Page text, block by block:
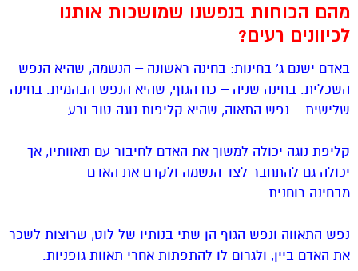
מהם הכוחות בנפשנו שמושכות אותנו
לכיוונים רעים?
באדם ישנם ג’ בחינות: בחינה ראשונה – הנשמה, שהיא הנפש
השכלית. בחינה שניה – כח הגוף, שהיא הנפש הבהמית. בחינה
שלישית – נפש התאוה, שהיא קליפות נוגה טוב ורע.
קליפת נוגה יכולה למשוך את האדם לחיבור עם תאוותיו, אך
יכולה גם להתחבר לצד הנשמה ולקדם את האדם
מבחינה רוחנית.
נפש התאווה ונפש הגוף הן שתי בנותיו של לוט, שרוצות לשכר
את האדם ביין, ולגרום לו להתפתות אחרי תאוות גופניות.